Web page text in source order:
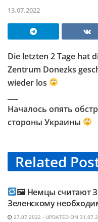
13.07.2022
Die letzten 2 Tage hat
Zentrum Donezks
wieder los
Началось опять
стороны Украины
Related
TELEGRAM KANAL
🖼 Немцы считают
Зеленскому
27.07.2022 - UPDATED ON